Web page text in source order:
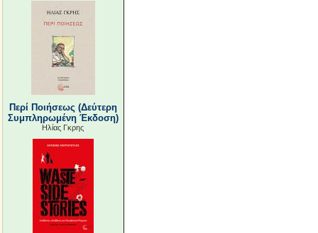
Περί Ποιήσεως (Δεύτερη
Συμπληρωμένη Έκδοση)
Ηλίας Γκρης